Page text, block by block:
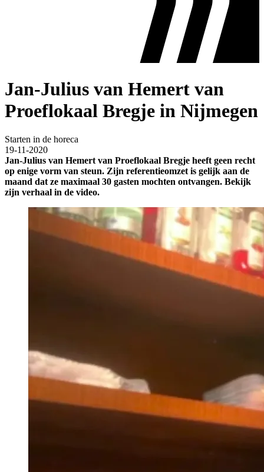
Jan-Julius van Hemert van
Proeflokaal Bregje in Nijmegen
Starten in de horeca
19-11-2020
Jan-Julius van Hemert van Proeflokaal Bregje heeft geen recht
op enige vorm van steun. Zijn referentieomzet is gelijk aan de
maand dat ze maximaal 30 gasten mochten ontvangen. Bekijk
zijn verhaal in de video.